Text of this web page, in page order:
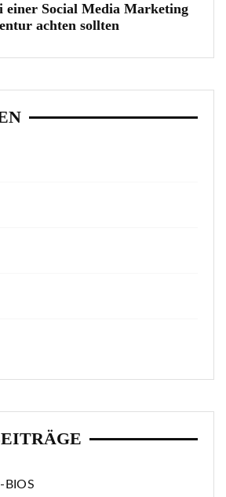
einer Social Media Marketing
achten sollten
BIOS